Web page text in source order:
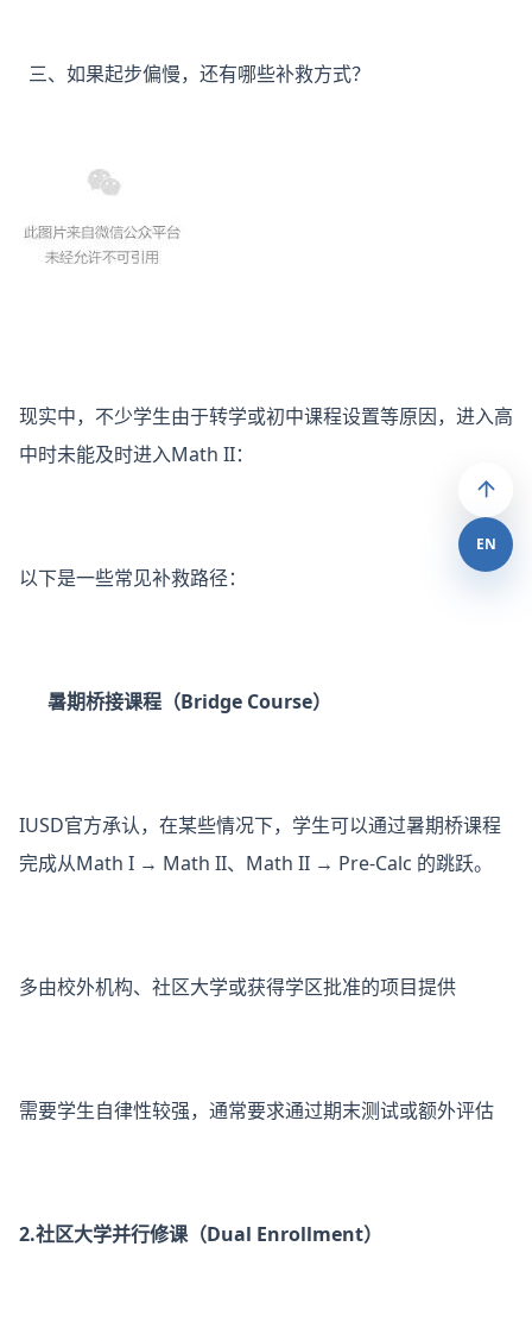
三、如果起步偏慢，还有哪些补救方式？
现实中，不少学生由于转学或初中课程设置等原因，进入高
中时未能及时进入Math II：
以下是一些常见补救路径：
暑期桥接课程（Bridge Course）
IUSD官方承认，在某些情况下，学生可以通过暑期桥课程
完成从Math I → Math II、Math II → Pre-Calc 的跳跃。
多由校外机构、社区大学或获得学区批准的项目提供
需要学生自律性较强，通常要求通过期末测试或额外评估
2.社区大学并行修课（Dual Enrollment）
EN